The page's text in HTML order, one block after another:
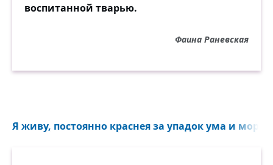
воспитанной тварью.
Фаина Раневская
Я живу, постоянно краснея за упадок ума и